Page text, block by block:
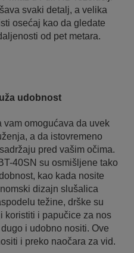
svaki detalj, a velika
osećaj kao da gledate
od pet metara.
udobnost
vam omogućava da uvek
a da istovremeno
pred vašim očima.
40SN su osmišljene tako
kao kada nosite
dizajn slušalica
težine, drške su
koristiti i papučice za nos
i udobno nositi. Ove
i preko naočara za vid.